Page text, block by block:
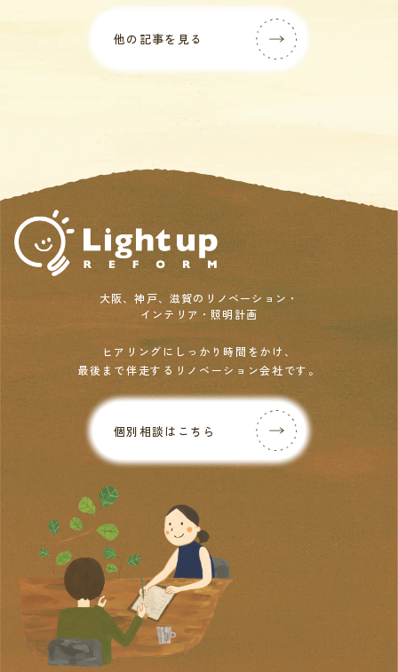
他の記事を見る
大阪、神戸、滋賀のリノベーション・
インテリア・照明計画
ヒアリングにしっかり時間をかけ、
最後まで伴走するリノベーション会社です。
個別相談はこちら